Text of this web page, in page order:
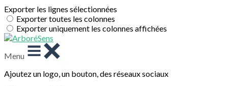
Exporter les lignes sélectionnées
Exporter toutes les colonnes
Exporter uniquement les colonnes affichées
Menu
Ajoutez un logo, un bouton, des réseaux sociaux